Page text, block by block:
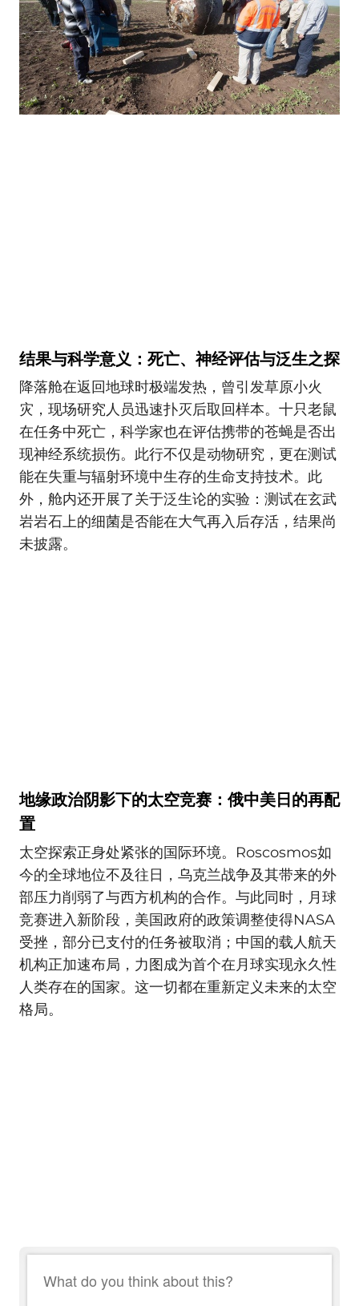
结果与科学意义：死亡、神经评估与泛生之探
降落舱在返回地球时极端发热，曾引发草原小火
灾，现场研究人员迅速扑灭后取回样本。十只老鼠
在任务中死亡，科学家也在评估携带的苍蝇是否出
现神经系统损伤。此行不仅是动物研究，更在测试
能在失重与辐射环境中生存的生命支持技术。此
外，舱内还开展了关于泛生论的实验：测试在玄武
岩岩石上的细菌是否能在大气再入后存活，结果尚
未披露。
地缘政治阴影下的太空竞赛：俄中美日的再配
置
太空探索正身处紧张的国际环境。Roscosmos如
今的全球地位不及往日，乌克兰战争及其带来的外
部压力削弱了与西方机构的合作。与此同时，月球
竞赛进入新阶段，美国政府的政策调整使得NASA
受挫，部分已支付的任务被取消；中国的载人航天
机构正加速布局，力图成为首个在月球实现永久性
人类存在的国家。这一切都在重新定义未来的太空
格局。